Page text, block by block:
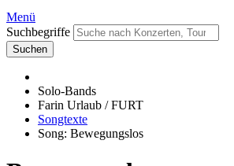
Menü
Suchbegriffe
Suchen
Solo-Bands
Farin Urlaub / FURT
Songtexte
Song: Bewegungslos